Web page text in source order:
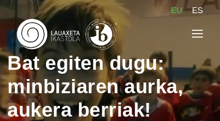
EU ES
Bat egiten dugu:
minbiziaren aurka,
aukera berriak!